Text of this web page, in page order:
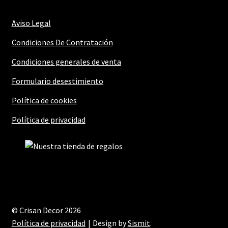
Aviso Legal
Condiciones De Contratación
Condiciones generales de venta
Formulario desestimiento
Política de cookies
Política de privacidad
© Crisan Decor 2026
Política de privacidad
Design bySismit.